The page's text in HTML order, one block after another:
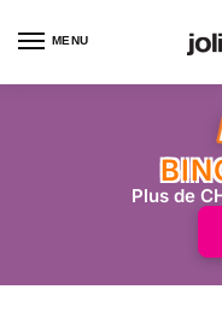
MENU
Plus de